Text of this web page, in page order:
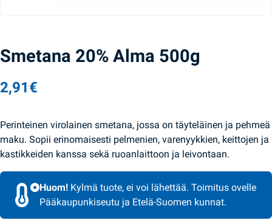
Smetana 20% Alma 500g
2,91€
Perinteinen virolainen smetana, jossa on täyteläinen ja pehmeä
maku. Sopii erinomaisesti pelmenien, varenyykkien, keittojen ja
kastikkeiden kanssa sekä ruoanlaittoon ja leivontaan.
Huom! Kylmä tuote, ei voi lähettää. Toimitus ovelle
Pääkaupunkiseutu ja Etelä-Suomen kunnat.